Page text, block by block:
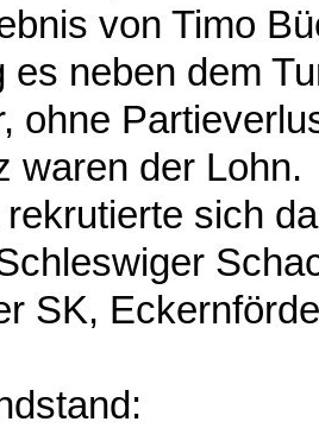
von Timo
es neben dem
ohne
waren der Lohn.
sich
SK,